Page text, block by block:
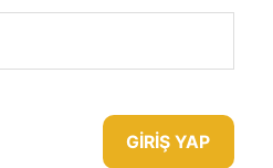
GIRIŞ YAP